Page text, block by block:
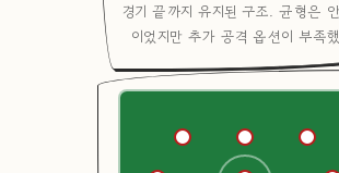
경기 끝까지 유지된 구조. 균형은
이었지만 추가 공격 옵션이 부족